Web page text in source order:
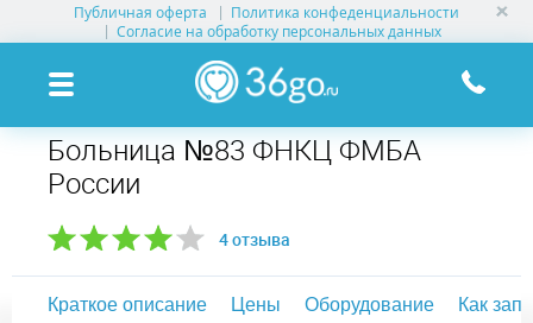
Публичная оферта
Политика конфеденциальности
Согласие на обработку персональных данных
УСЛУГИ КЛИНИК
КЛИНИКИ НА КАРТЕ
ПАМЯТКА ПАЦИЕНТУ
О ПРОЕКТЕ
Больница №83 ФНКЦ ФМБА
России
4 отзыва
Краткое описание Цены Оборудование Как